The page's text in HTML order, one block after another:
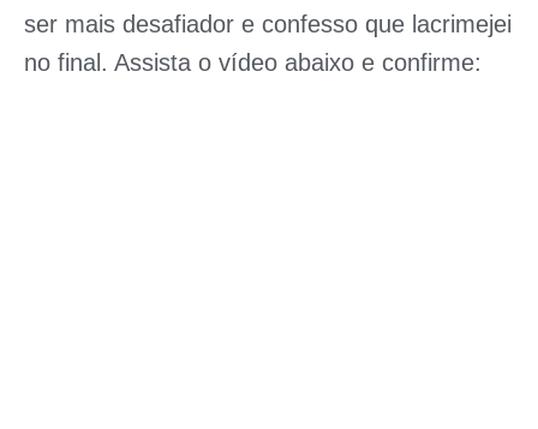
ser mais desafiador e confesso que lacrimejei
no final. Assista o vídeo abaixo e confirme: